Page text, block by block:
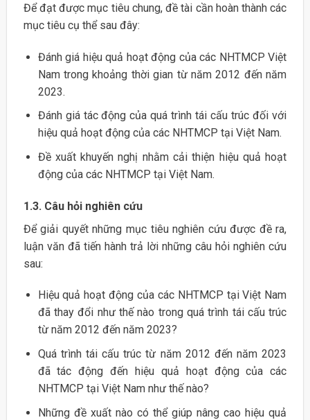
Để đạt được mục tiêu chung, đề tài cần hoàn thành các
mục tiêu cụ thể sau đây:
Đánh giá hiệu quả hoạt động của các NHTMCP Việt
Nam trong khoảng thời gian từ năm 2012 đến năm
2023.
Đánh giá tác động của quá trình tái cấu trúc đối với
hiệu quả hoạt động của các NHTMCP tại Việt Nam.
Đề xuất khuyến nghị nhằm cải thiện hiệu quả hoạt
động của các NHTMCP tại Việt Nam.
1.3. Câu hỏi nghiên cứu
Để giải quyết những mục tiêu nghiên cứu được đề ra,
luận văn đã tiến hành trả lời những câu hỏi nghiên cứu
sau:
Hiệu quả hoạt động của các NHTMCP tại Việt Nam
đã thay đổi như thế nào trong quá trình tái cấu trúc
từ năm 2012 đến năm 2023?
Quá trình tái cấu trúc từ năm 2012 đến năm 2023
đã tác động đến hiệu quả hoạt động của các
NHTMCP tại Việt Nam như thế nào?
Những đề xuất nào có thể giúp nâng cao hiệu quả